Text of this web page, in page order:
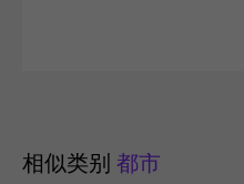
相似类别都市